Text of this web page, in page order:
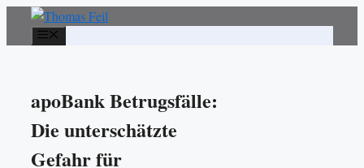
apoBank Betrugsfälle:
Die unterschätzte
Gefahr für